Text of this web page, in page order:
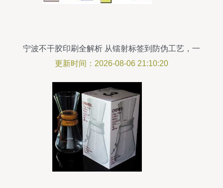
宁波不干胶印刷全解析 从镭射标签到防伪工艺，一
文读懂印刷与开发服务
更新时间：2026-08-06 21:10:20